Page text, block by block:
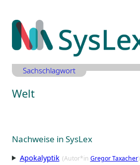
Inhalt
springen
Sachschlagwort
Welt
Nachweise in SysLex
Apokalyptik (Autor*in Gregor Taxacher)